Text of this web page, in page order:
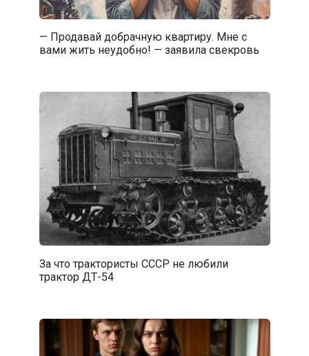
— Продавай добрачную квартиру. Мне с
вами жить неудобно! — заявила свекровь
За что трактористы СССР не любили
трактор ДТ-54